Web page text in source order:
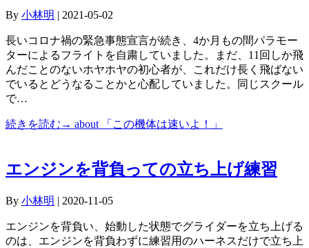
By 小林明 | 2021-05-02
長いコロナ禍の緊急事態宣言が続き、4か月もの間パラモー
ターによるフライトを自粛していました。まだ、11回しか飛
んだことのないホヤホヤの初心者が、これだけ長く飛ばない
でいるとどうなることかと心配していました。同じスクール
で…
続きを読む→ about 「この機体は速いよ！」
エンジンを背負っての立ち上げ練習
By 小林明 | 2020-11-05
エンジンを背負い、始動した状態でグライダーを立ち上げる
のは、エンジンを背負わずに練習用のハーネスだけで立ち上